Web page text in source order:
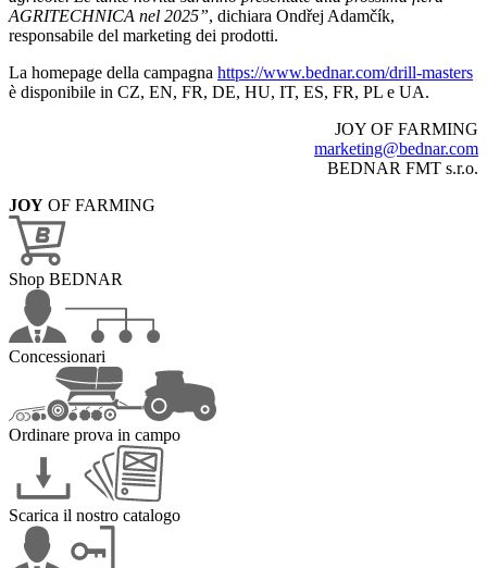
AGRITECHNICA nel 2025”, dichiara Ondřej Adamčík,
responsabile del marketing dei prodotti.
La homepage della campagna https://www.bednar.com/drill-masters
è disponibile in CZ, EN, FR, DE, HU, IT, ES, FR, PL e UA.
JOY OF FARMING
marketing@bednar.com
BEDNAR FMT s.r.o.
JOY OF FARMING
Shop BEDNAR
Concessionari
Ordinare prova in campo
Scarica il nostro catalogo